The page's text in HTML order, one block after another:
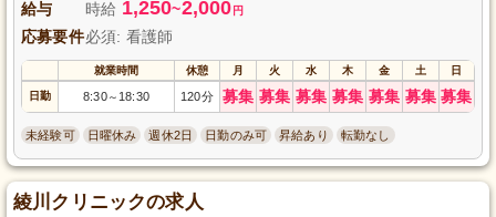
給与 時給 1,250~2,000 円
応募要件必須: 看護師
就業時間 休憩 月 火 水 木 金 土 日
日勤 8:30～ 18:30 120分 募集 募集 募集 募集 募集 募集 募集
未経験可 日曜休み 週休2日 日勤のみ可 昇給あり 転勤なし
綾川クリニックの求人